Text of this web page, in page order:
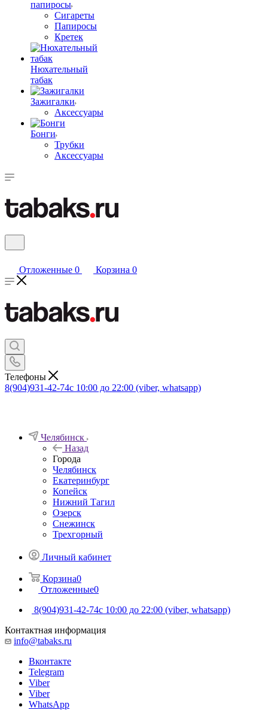
папиросы
Сигареты
Папиросы
Кретек
Нюхательный
табак
Зажигалки
Аксессуары
Бонги
Трубки
Аксессуары
Отложенные 0 Корзина 0
Телефоны
8(904)931-42-74с 10:00 до 22:00 (viber, whatsapp)
Челябинск
Назад
Города
Челябинск
Екатеринбург
Копейск
Нижний Тагил
Озерск
Снежинск
Трехгорный
Личный кабинет
Корзина0
Отложенные0
8(904)931-42-74с 10:00 до 22:00 (viber, whatsapp)
Контактная информация
info@tabaks.ru
Вконтакте
Telegram
Viber
Viber
WhatsApp